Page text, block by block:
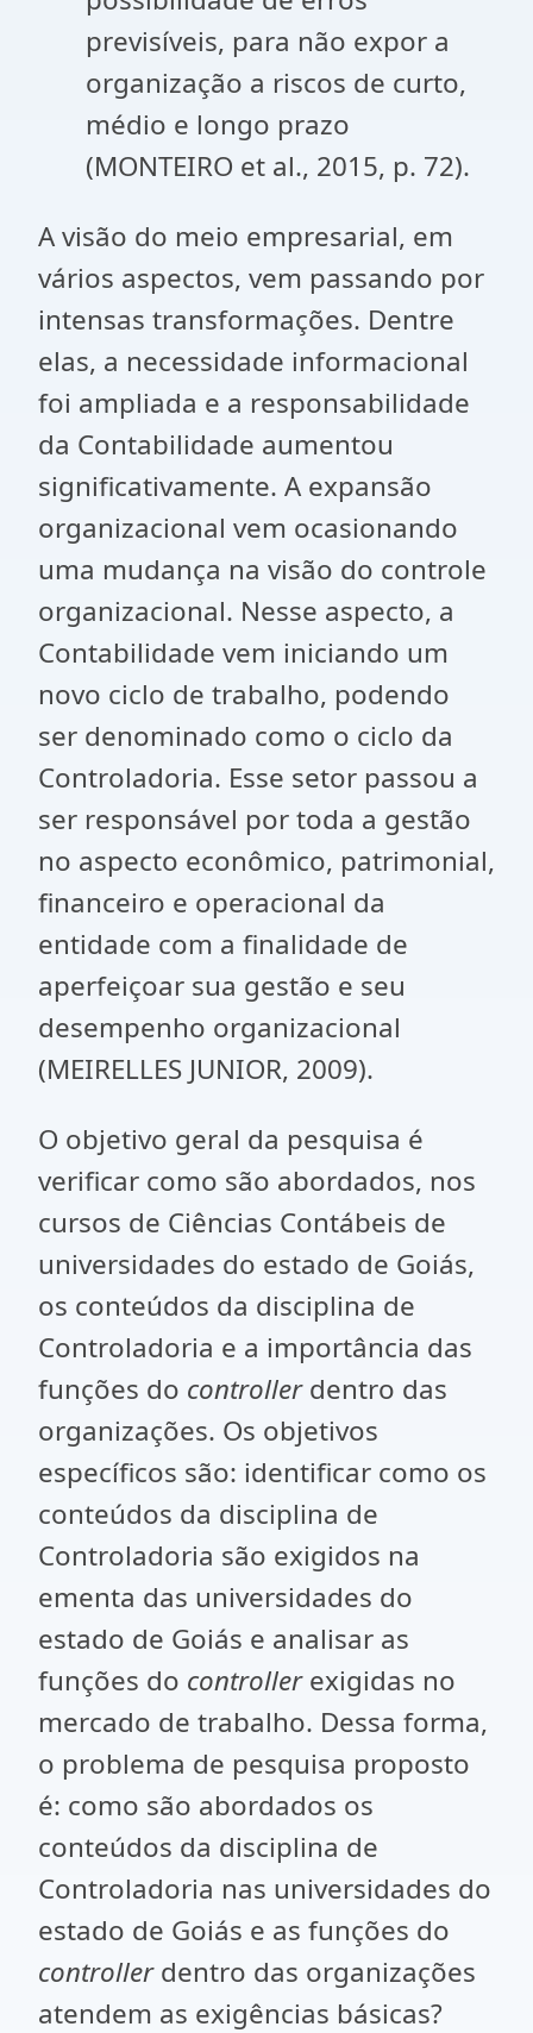
previsíveis, para não expor a
organização a riscos de curto,
médio e longo prazo
(MONTEIRO et al., 2015, p. 72).
A visão do meio empresarial, em
vários aspectos, vem passando por
intensas transformações. Dentre
elas, a necessidade informacional
foi ampliada e a responsabilidade
da Contabilidade aumentou
significativamente. A expansão
organizacional vem ocasionando
uma mudança na visão do controle
organizacional. Nesse aspecto, a
Contabilidade vem iniciando um
novo ciclo de trabalho, podendo
ser denominado como o ciclo da
Controladoria. Esse setor passou a
ser responsável por toda a gestão
no aspecto econômico, patrimonial,
financeiro e operacional da
entidade com a finalidade de
aperfeiçoar sua gestão e seu
desempenho organizacional
(MEIRELLES JUNIOR, 2009).
O objetivo geral da pesquisa é
verificar como são abordados, nos
cursos de Ciências Contábeis de
universidades do estado de Goiás,
os conteúdos da disciplina de
Controladoria e a importância das
funções do controllerdentro das
organizações. Os objetivos
específicos são: identificar como os
conteúdos da disciplina de
Controladoria são exigidos na
ementa das universidades do
estado de Goiás e analisar as
funções do controllerexigidas no
mercado de trabalho. Dessa forma,
o problema de pesquisa proposto
é: como são abordados os
conteúdos da disciplina de
Controladoria nas universidades do
estado de Goiás e as funções do
controllerdentro das organizações
atendem as exigências básicas?